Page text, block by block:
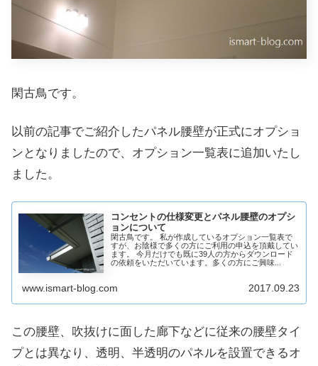
閑古鳥です。
以前の記事でご紹介したパネル腰壁が正式にオプショ
ンとなりましたので、オプション一覧表に追加いたし
ました。
コンセントの仕様変更とパネル腰壁のオプシ
ョンについて
閑古鳥です。 私が作成しているオプション一覧表で
すが、お陰様で多くの方にご利用の申込を頂戴してい
ます。 今月だけでも既に39人の方からダウンロード
の依頼をいただいています。多くの方にご興味...
www.ismart-blog.com 2017.09.23
この腰壁、吹抜けに面した廊下などに従来の腰壁タイ
プとは異なり、透明、半透明のパネルを設置できるオ